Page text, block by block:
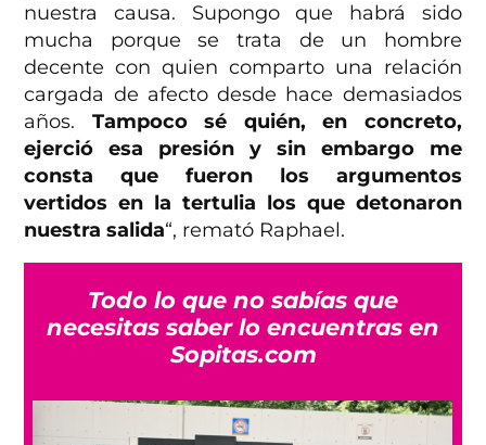
nuestra causa. Supongo que habrá sido
mucha porque se trata de un hombre
decente con quien comparto una relación
cargada de afecto desde hace demasiados
años. Tampoco sé quién, en concreto,
ejerció esa presión y sin embargo me
consta que fueron los argumentos
vertidos en la tertulia los que detonaron
nuestra salida“, remató Raphael.
Todo lo que no sabías que
necesitas saber lo encuentras en
Sopitas.com